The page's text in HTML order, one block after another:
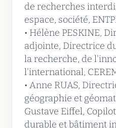
de recherches
espace, société,
• Hélène PESKINE,
adjointe, Directrice
la recherche, de
l'international,
• Anne RUAS,
géographie et
Gustave Eiffel,
durable et bâtiment